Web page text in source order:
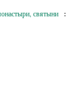
святыни :